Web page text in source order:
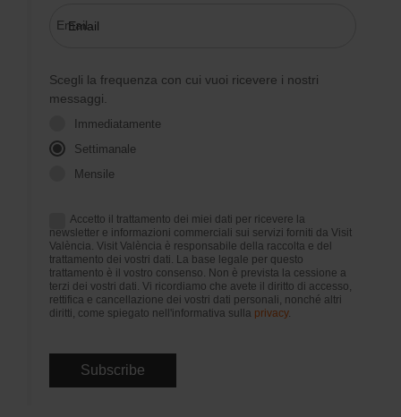
Email
Scegli la frequenza con cui vuoi ricevere i nostri
messaggi.
Immediatamente
Settimanale
Mensile
Accetto il trattamento dei miei dati per ricevere la
newsletter e informazioni commerciali sui servizi forniti da Visit
València. Visit València è responsabile della raccolta e del
trattamento dei vostri dati. La base legale per questo
trattamento è il vostro consenso. Non è prevista la cessione a
terzi dei vostri dati. Vi ricordiamo che avete il diritto di accesso,
rettifica e cancellazione dei vostri dati personali, nonché altri
diritti, come spiegato nell'informativa sulla privacy.